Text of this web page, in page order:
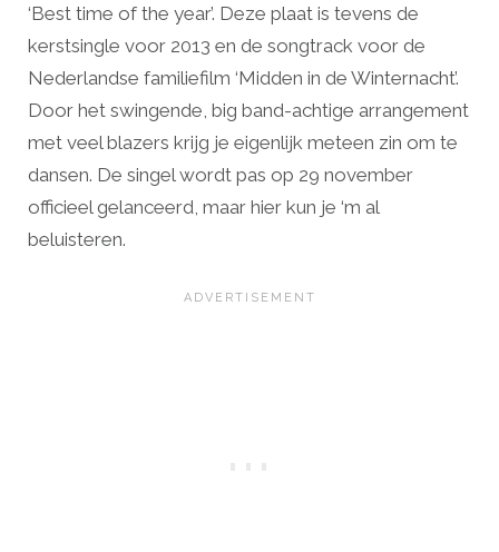
‘Best time of the year’. Deze plaat is tevens de
kerstsingle voor 2013 en de songtrack voor de
Nederlandse familiefilm ‘Midden in de Winternacht’.
Door het swingende, big band-achtige arrangement
met veel blazers krijg je eigenlijk meteen zin om te
dansen. De singel wordt pas op 29 november
officieel gelanceerd, maar hier kun je ‘m al
beluisteren.